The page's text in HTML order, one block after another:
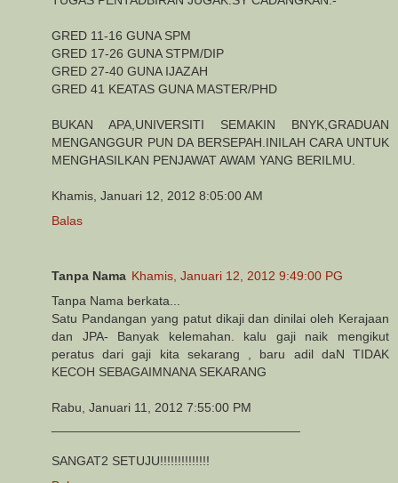
GRED 11-16 GUNA SPM
GRED 17-26 GUNA STPM/DIP
GRED 27-40 GUNA IJAZAH
GRED 41 KEATAS GUNA MASTER/PHD
BUKAN APA,UNIVERSITI SEMAKIN BNYK,GRADUAN
MENGANGGUR PUN DA BERSEPAH.INILAH CARA UNTUK
MENGHASILKAN PENJAWAT AWAM YANG BERILMU.
Khamis, Januari 12, 2012 8:05:00 AM
Balas
Tanpa Nama Khamis, Januari 12, 2012 9:49:00 PG
Tanpa Nama berkata...
Satu Pandangan yang patut dikaji dan dinilai oleh Kerajaan
dan JPA- Banyak kelemahan. kalu gaji naik mengikut
peratus dari gaji kita sekarang , baru adil daN TIDAK
KECOH SEBAGAIMNANA SEKARANG
Rabu, Januari 11, 2012 7:55:00 PM
SANGAT2 SETUJU!!!!!!!!!!!!!!